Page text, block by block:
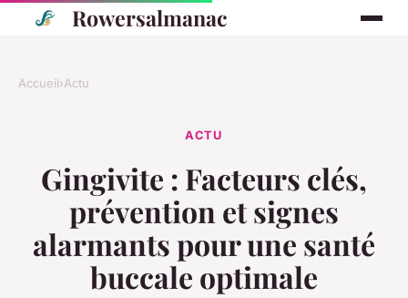
Rowersalmanac
Accueil›Actu
ACTU
Gingivite : Facteurs clés,
prévention et signes
alarmants pour une santé
buccale optimale